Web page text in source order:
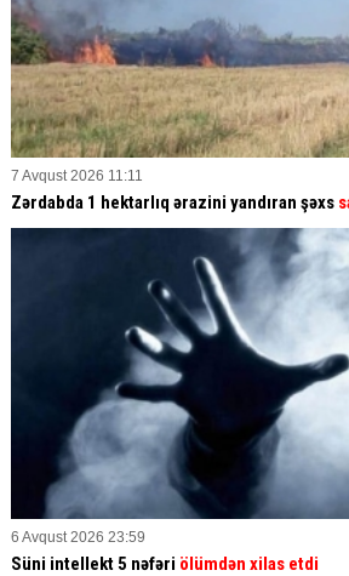
7 Avqust 2026 11:11
Zərdabda 1 hektarlıq ərazini yandıran şəxs
6 Avqust 2026 23:59
Süni intellekt 5 nəfəri ölümdən xilas etdi